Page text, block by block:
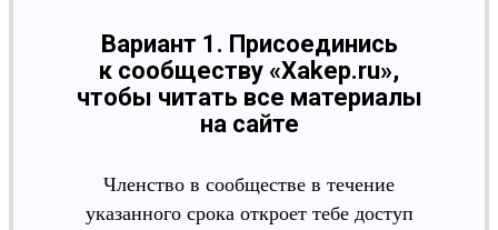
Вариант 1. Присоединись
к сообществу «Xakep.ru»,
чтобы читать все материалы
на сайте
Членство в сообществе в течение
указанного срока откроет тебе доступ